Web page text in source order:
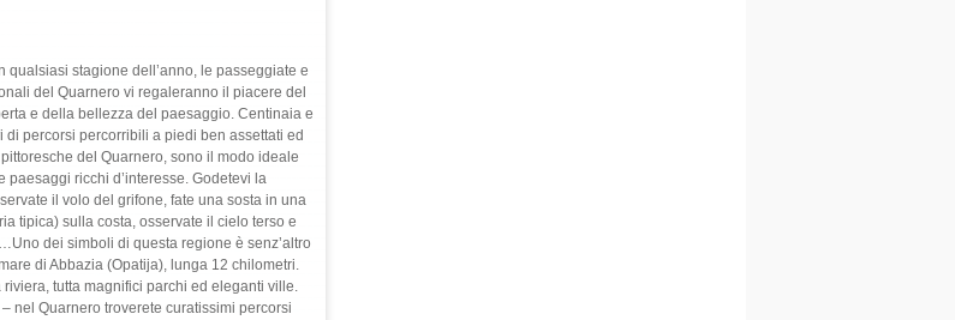
qualsiasi stagione dell’anno, le passeggiate e
del Quarnero vi regaleranno il piacere del
e della bellezza del paesaggio. Centinaia e
di percorsi percorribili a piedi ben assettati ed
del Quarnero, sono il modo ideale
paesaggi ricchi d’interesse. Godetevi la
il volo del grifone, fate una sosta in una
tipica) sulla costa, osservate il cielo terso e
dei simboli di questa regione è senz’altro
di Abbazia (Opatija), lunga 12 chilometri.
tutta magnifici parchi ed eleganti ville.
nel Quarnero troverete curatissimi percorsi